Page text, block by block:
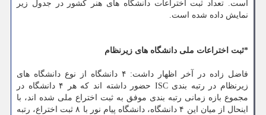
است. تعداد ثبت اختراعات دانشگاه های هنر کشور در جدول زیر
نمایش داده شده است.
*ثبت اختراعات ملی دانشگاه های زیرنظام
فاضل زاده در آخر اظهار داشت: ۴ دانشگاه از نوع دانشگاه های
زیرنظام در رتبه بندی ISC حضور داشته اند که هر ۴ دانشگاه در
مجموع بازه زمانی رتبه بندی موفق به ثبت اختراع ملی شده اند، با
اینحال از میان این ۴ دانشگاه، دانشگاه پیام نور با ۸ ثبت اختراع، رتبه